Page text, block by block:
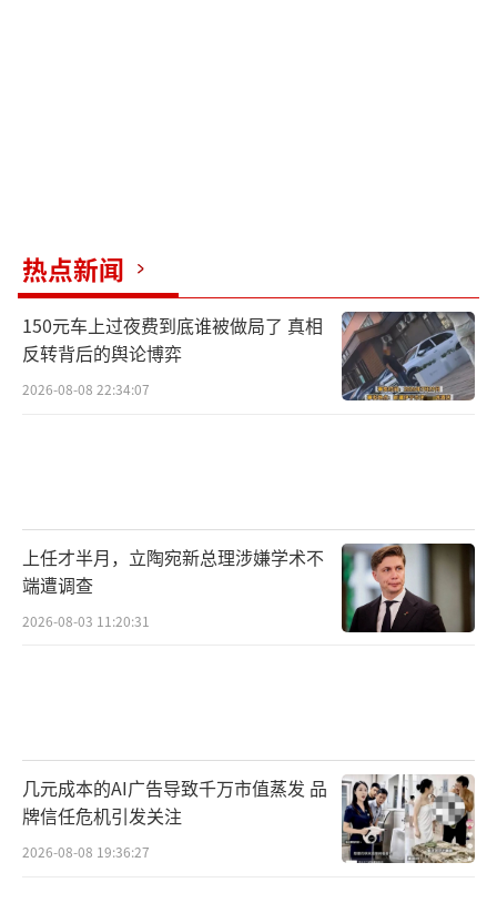
热点新闻
150元车上过夜费到底谁被做局了 真相
反转背后的舆论博弈
2026-08-08 22:34:07
上任才半月，立陶宛新总理涉嫌学术不
端遭调查
2026-08-03 11:20:31
几元成本的AI广告导致千万市值蒸发 品
牌信任危机引发关注
2026-08-08 19:36:27